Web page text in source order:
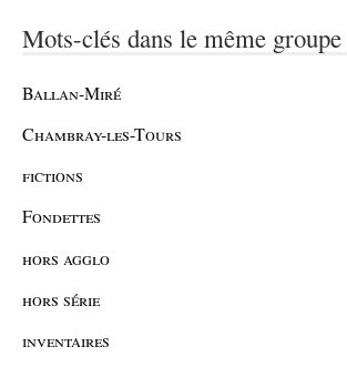
Mots-clés dans le même groupe
Ballan-Miré
Chambray-les-Tours
fictions
Fondettes
hors agglo
hors série
inventaires